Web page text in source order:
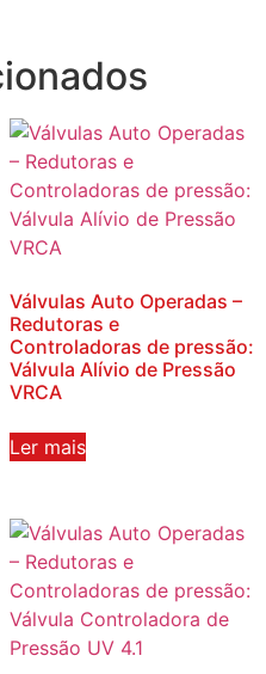
Válvulas Auto Operadas –
Redutoras e
Controladoras de pressão:
Válvula Alívio de Pressão
VRCA
Ler mais